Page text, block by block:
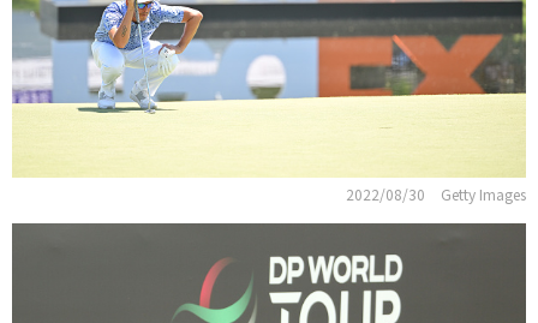
2022/08/30 Getty Images